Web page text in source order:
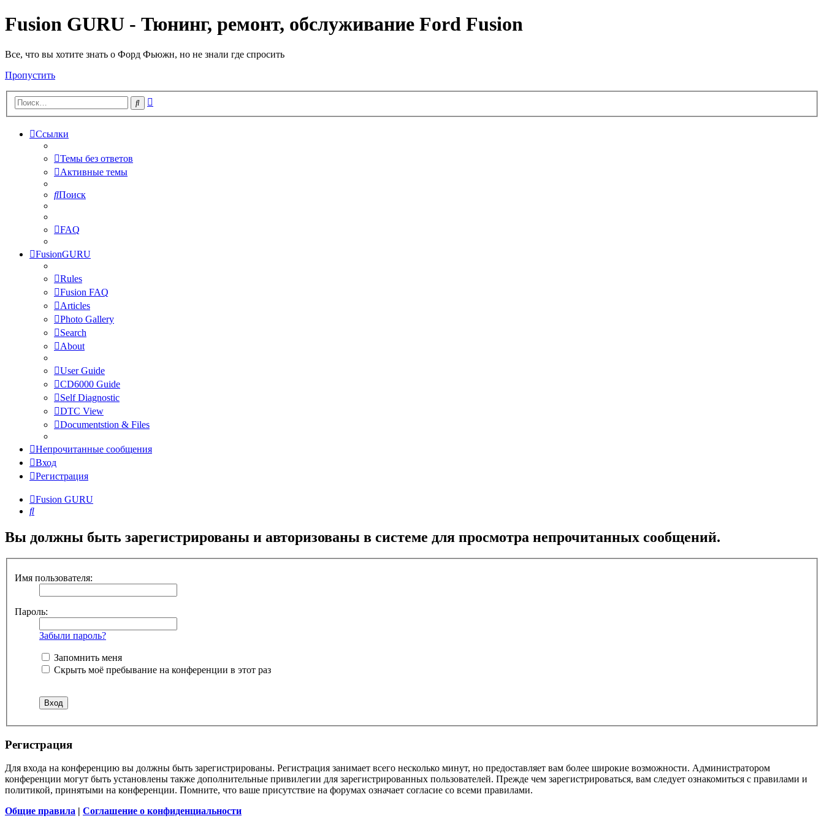
Fusion GURU - Тюнинг, ремонт, обслуживание Ford Fusion
Все, что вы хотите знать о Форд Фьюжн, но не знали где спросить
Пропустить
Поиск
Ссылки
Темы без ответов
Активные темы
Поиск
FAQ
FusionGURU
Rules
Fusion FAQ
Articles
Photo Gallery
Search
About
User Guide
CD6000 Guide
Self Diagnostic
DTC View
Documentstion & Files
Непрочитанные сообщения
Вход
Регистрация
Fusion GURU
Поиск
Вы должны быть зарегистрированы и авторизованы в системе для просмотра непрочитанных сообщений.
Имя пользователя:
Пароль:
Забыли пароль?
Запомнить меня
Скрыть моё пребывание на конференции в этот раз
Регистрация
Для входа на конференцию вы должны быть зарегистрированы. Регистрация занимает всего несколько минут, но предоставляет вам более широкие возможности. Администратором
конференции могут быть установлены также дополнительные привилегии для зарегистрированных пользователей. Прежде чем зарегистрироваться, вам следует ознакомиться с правилами и
политикой, принятыми на конференции. Помните, что ваше присутствие на форумах означает согласие со всеми правилами.
Общие правила | Соглашение о конфиденциальности